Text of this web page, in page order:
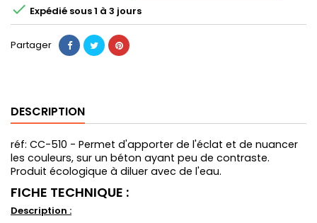
 Expédié sous 1 à 3 jours
Partager
DESCRIPTION
réf: CC-510 - Permet d'apporter de l'éclat et de nuancer
les couleurs, sur un béton ayant peu de contraste.
Produit écologique à diluer avec de l'eau.
FICHE TECHNIQUE :
Description :